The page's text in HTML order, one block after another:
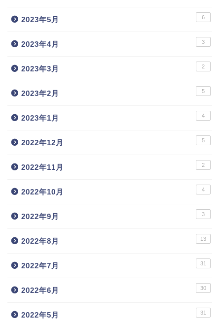
2023年5月 6
2023年4月 3
2023年3月 2
2023年2月 5
2023年1月 4
2022年12月 5
2022年11月 2
2022年10月 4
2022年9月 3
2022年8月 13
2022年7月 31
2022年6月 30
2022年5月 31